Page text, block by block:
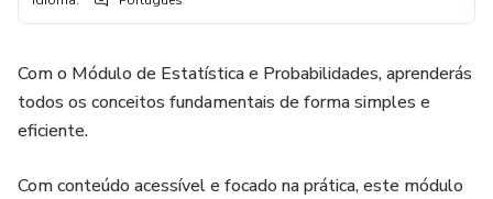
Com o Módulo de Estatística e Probabilidades, aprenderás
todos os conceitos fundamentais de forma simples e
eficiente.
Com conteúdo acessível e focado na prática, este módulo